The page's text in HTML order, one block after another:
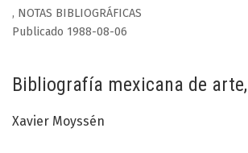
, NOTAS BIBLIOGRÁFICAS
Bibliografía mexicana de
Publicado 1988-08-06
Xavier Moyssén